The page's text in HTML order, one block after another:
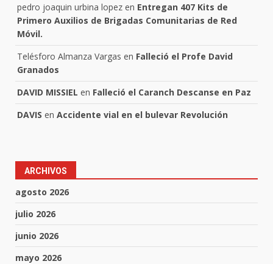
pedro joaquin urbina lopez en Entregan 407 Kits de
Primero Auxilios de Brigadas Comunitarias de Red
Móvil.
Telésforo Almanza Vargas en Falleció el Profe David
Granados
DAVID MISSIEL en Falleció el Caranch Descanse en Paz
DAVIS en Accidente vial en el bulevar Revolución
ARCHIVOS
agosto 2026
julio 2026
junio 2026
mayo 2026